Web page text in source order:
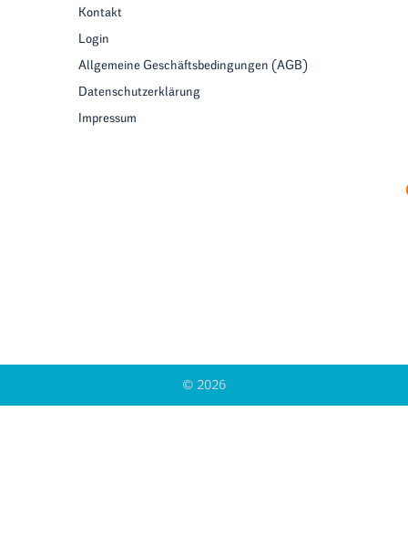
Kontakt
Login
Allgemeine Geschäftsbedingungen (AGB)
Datenschutzerklärung
Impressum
© 2026